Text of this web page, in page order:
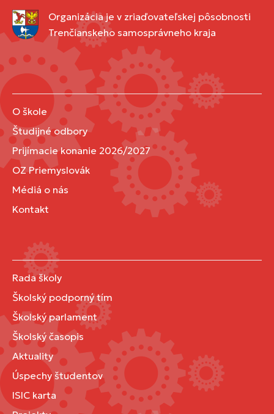
Organizácia je v zriaďovateľskej pôsobnosti
Trenčianskeho samosprávneho kraja
O škole
Študijné odbory
Prijímacie konanie 2026/2027
OZ Priemyslovák
Médiá o nás
Kontakt
Rada školy
Školský podporný tím
Školský parlament
Školský časopis
Aktuality
Úspechy študentov
ISIC karta